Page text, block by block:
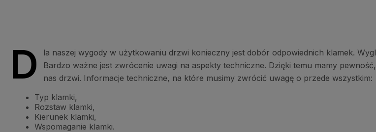
D
la naszej wygody w użytkowaniu drzwi konieczny jest dobór odpowiednich klamek.
Bardzo ważne jest zwrócenie uwagi na aspekty techniczne. Dzięki temu mamy
nas drzwi. Informacje techniczne, na które musimy zwrócić uwagę o przede wszystkim:
Typ klamki,
Rozstaw klamki,
Kierunek klamki,
Wspomaganie klamki.